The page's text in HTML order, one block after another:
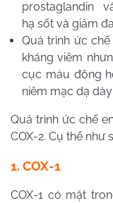
prostaglandin
hạ sốt và giảm
Quá trình ức
kháng viêm
cục máu đông
niêm mạc dạ
Quá trình ức chế
COX-2. Cụ thể như
1. COX-1
COX-1 có mặt